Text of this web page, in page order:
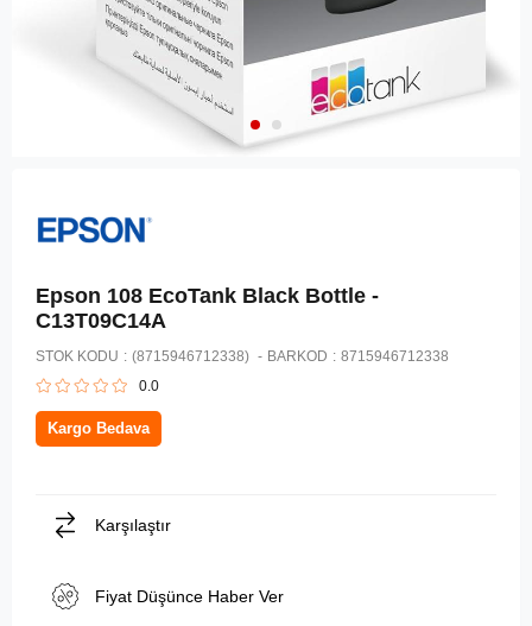
Epson 108 EcoTank Black Bottle -
C13T09C14A
STOK KODU (8715946712338) BARKOD : 8715946712338
0.0
Kargo Bedava
Karşılaştır
Fiyat Düşünce Haber Ver